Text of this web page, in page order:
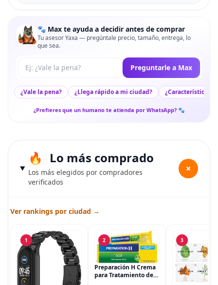
🐾 Max te ayuda a decidir antes de comprar
Tu asesor Yaxa — pregúntale precio, tamaño, entrega, lo
que sea.
Tu pregunta a Max Preguntarle a Max
¿Vale la pena? ¿Llega rápido a mi ciudad? ¿Características
¿Prefieres que un humano te atienda por WhatsApp? 🐾
Lo más comprado
Los más elegidos por compradores
verificados
+
Ver rankings por ciudad →
1 2
Preparación H Crema
para Tratamiento de
3